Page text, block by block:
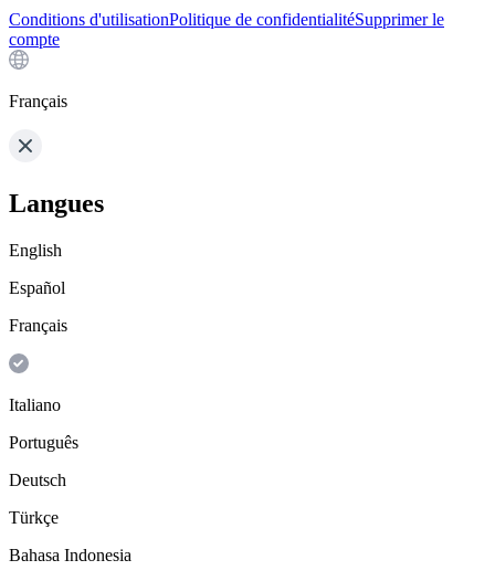
Conditions d'utilisationPolitique de confidentialitéSupprimer le
compte
Français
Langues
English
Español
Français
Italiano
Português
Deutsch
Türkçe
Bahasa Indonesia